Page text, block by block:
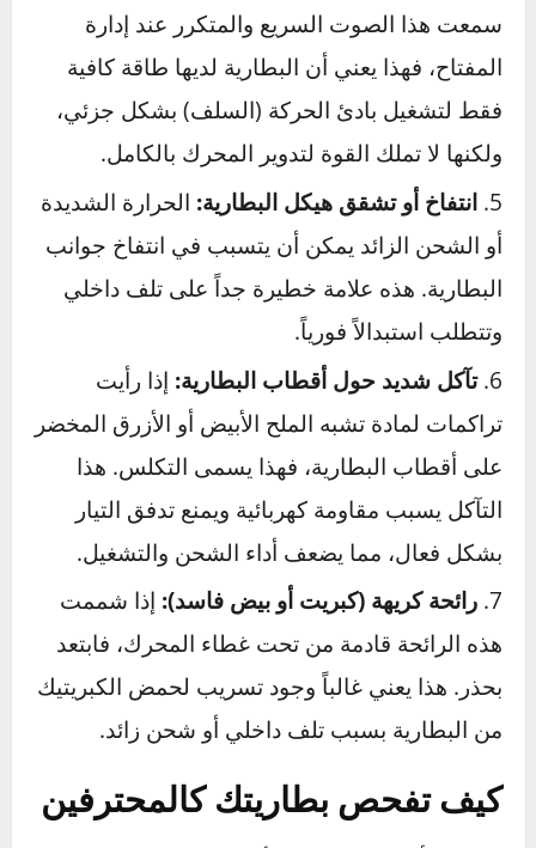
للمحرك ولا يتبقى لديها الكثير لبقية الأنظمة.
ظهور لمبة تحذير البطارية:لا تتجاهل هذه اللمبة
أبداً في لوحة العدادات. على الرغم من أنها قد تشير
أحياناً إلى مشكلة في الدينمو، إلا أنها في كثير من
الأحيان تكون أول تحذير مباشر من كمبيوتر السيارة
بأن جهد البطارية منخفض.
صوت “طقطقة” عند محاولة التشغيل:
سمعت هذا الصوت السريع والمتكرر عند إدارة
المفتاح، فهذا يعني أن البطارية لديها طاقة كافية
فقط لتشغيل بادئ الحركة (السلف) بشكل جزئي،
ولكنها لا تملك القوة لتدوير المحرك بالكامل.
انتفاخ أو تشقق هيكل البطارية: الحرارة الشديدة
أو الشحن الزائد يمكن أن يتسبب في انتفاخ جوانب
البطارية. هذه علامة خطيرة جداً على تلف داخلي
وتتطلب استبدالاً فورياً.
تآكل شديد حول أقطاب البطارية:إذا رأيت
تراكمات لمادة تشبه الملح الأبيض أو الأزرق المخضر
على أقطاب البطارية، فهذا يسمى التكلس. هذا